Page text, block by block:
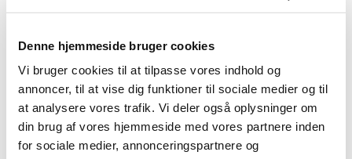
Denne hjemmeside bruger cookies
Vi bruger cookies til at tilpasse vores indhold og
annoncer, til at vise dig funktioner til sociale medier og til
at analysere vores trafik. Vi deler også oplysninger om
din brug af vores hjemmeside med vores partnere inden
for sociale medier, annonceringspartnere og
|9. april 2024|
engrosforhandling af visse stoffer kan nu findes på
Danmark har fået et bemyndiget organ til
certificering af medicinsk udstyr
|8. april 2024 |
Lægemiddelstyrelsen har designeret TÜV SÜD Danmark